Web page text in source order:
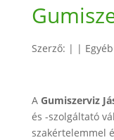
Szerző: | |
A Gumiszerviz
és -szolgáltató
szakértelemmel